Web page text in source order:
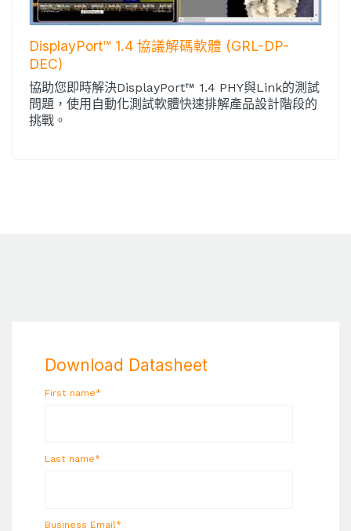
DisplayPort™ 1.4 協議解碼軟體 (GRL-DP-
DEC)
協助您即時解決DisplayPort™ 1.4 PHY與Link的測試
問題，使用自動化測試軟體快速排解產品設計階段的
挑戰。
Download Datasheet
First name*
Last name*
Business Email*